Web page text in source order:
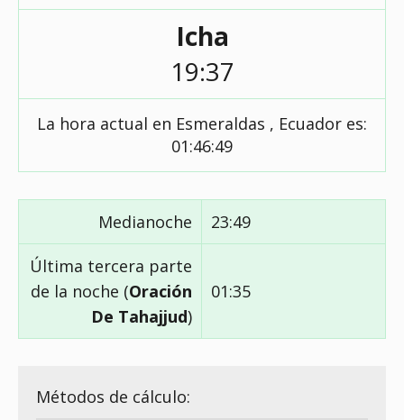
Icha
19:37
La hora actual en Esmeraldas , Ecuador es:
01:46:49
Medianoche 23:49
Última tercera parte
de la noche (Oración
De Tahajjud)
01:35
Métodos de cálculo: